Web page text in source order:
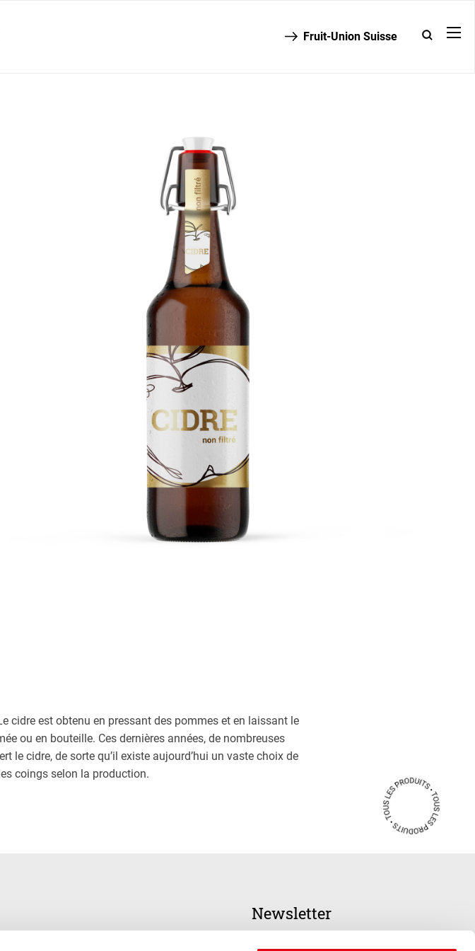
Fruit-Union Suisse
cidre est obtenu en pressant des pommes et en laissant le
ou en bouteille. Ces dernières années, de nombreuses
le cidre, de sorte qu’il existe aujourd’hui un vaste choix de
coings selon la production.
Newsletter